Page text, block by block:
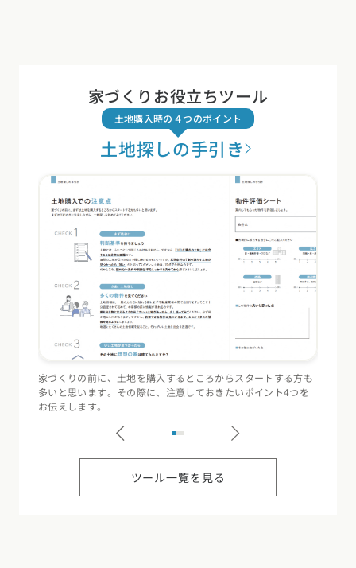
家づくりお役立ちツール
土地購入時の４つのポイント
土地探しの手引き
家づくりの前に、土地を購入するところからスタートする方も
多いと思います。その際に、注意しておきたいポイント4つを
お伝えします。
ツール一覧を見る